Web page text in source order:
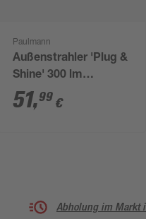
Paulmann
Außenstrahler 'Plug &
Shine' 300 lm
warmweiß IP 68 Ø 7,2
x 11 cm
51,99 €
Abholung im Markt